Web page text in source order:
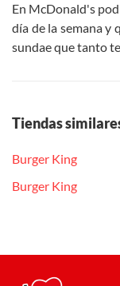
En McDonald's
día de la semana y
sundae que tanto
Tiendas
Burger King
Burger King